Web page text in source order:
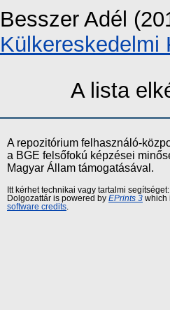
Besszer Adél
Külkereskedelmi
A lista
A repozitórium felhasználó-
a BGE felsőfokú képzései
Magyar Állam támogatásával.
Itt kérhet technikai vagy tartalmi segítséget:
Dolgozattár is powered by EPrints 3 which
software credits